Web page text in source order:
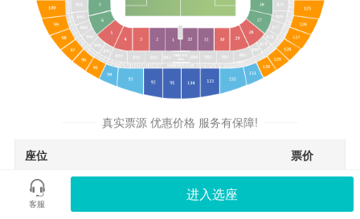
真实票源 优惠价格 服务有保障!
座位 票价
随机单座
客服
进入选座